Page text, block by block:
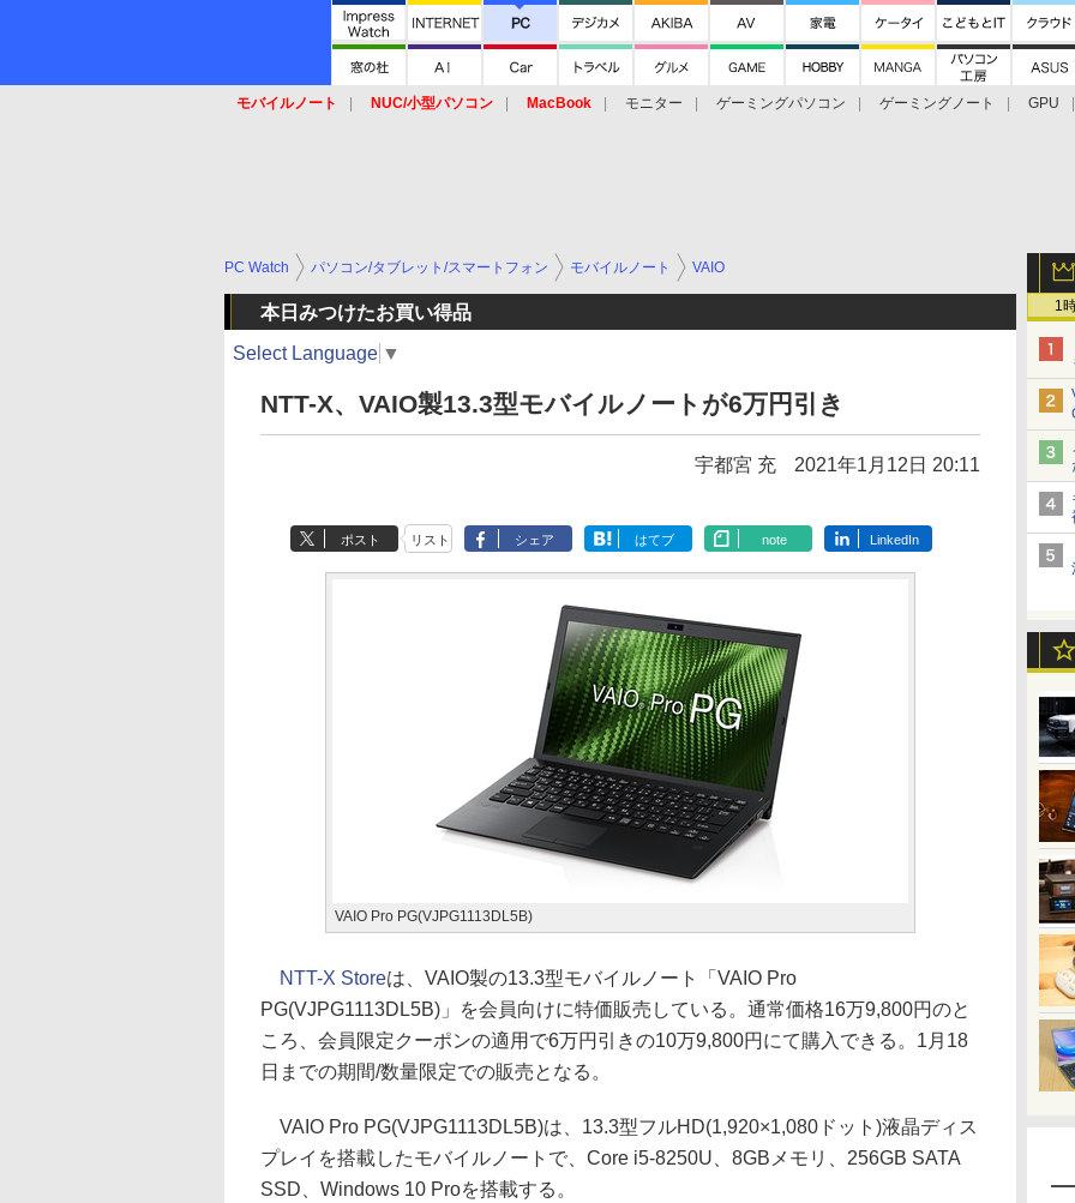
モバイルノート NUC/小型パソコン MacBook モニター ゲーミングパソコン ゲーミングノート
GPU
1
PC Watch パソコン/タブレット/スマートフォン モバイルノート VAIO
本日みつけたお買い得品
Select Language ▼
NTT-X、VAIO製13.3型モバイルノートが6万円引き
宇都宮 充 2021年1月12日 20:11
ポスト リスト シェア はてブ note LinkedIn
VAIO Pro PG(VJPG1113DL5B)
NTT-X Storeは、VAIO製の13.3型モバイルノート「VAIO Pro
PG(VJPG1113DL5B)」を会員向けに特価販売している。通常価格16万9,800円のと
ころ、会員限定クーポンの適用で6万円引きの10万9,800円にて購入できる。1月18
日までの期間/数量限定での販売となる。
VAIO Pro PG(VJPG1113DL5B)は、13.3型フルHD(1,920×1,080ドット)液晶ディス
プレイを搭載したモバイルノートで、Core i5-8250U、8GBメモリ、256GB SATA
SSD、Windows 10 Proを搭載する。